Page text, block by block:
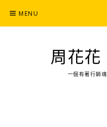
content
MENU
周花花
一個有著行銷